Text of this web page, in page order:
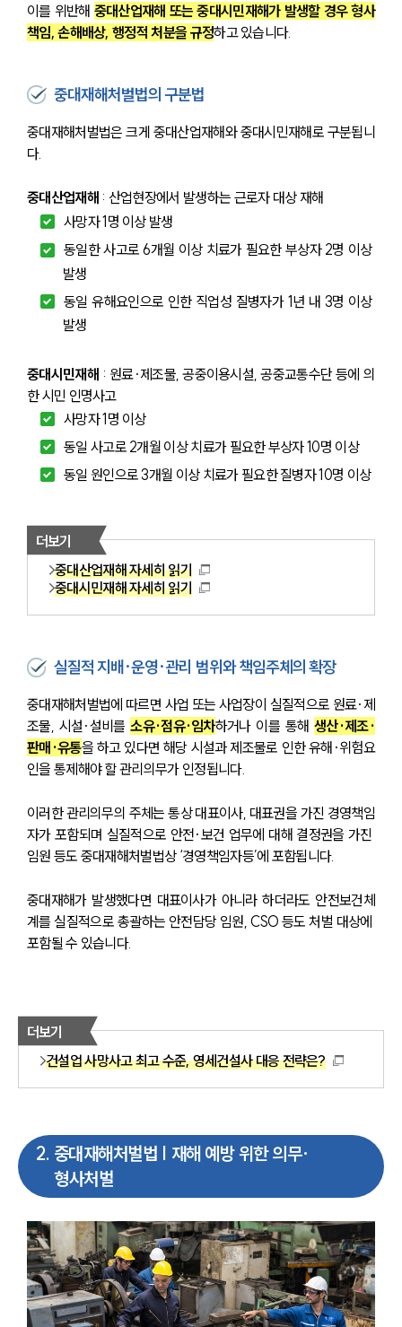
이를 위반해 중대산업재해 또는 중대시민재해가 발생할 경우 형사
책임, 손해배상, 행정적 처분을 규정하고 있습니다.
중대재해처벌법의 구분법
중대재해처벌법은 크게 중대산업재해와 중대시민재해로 구분됩니
다.
중대산업재해 : 산업현장에서 발생하는 근로자 대상 재해
사망자 1명 이상 발생
동일한 사고로 6개월 이상 치료가 필요한 부상자 2명 이상
발생
동일 유해요인으로 인한 직업성 질병자가 1년 내 3명 이상
발생
중대시민재해 : 원료·제조물, 공중이용시설, 공중교통수단 등에 의
한 시민 인명사고
사망자 1명 이상
동일 사고로 2개월 이상 치료가 필요한 부상자 10명 이상
동일 원인으로 3개월 이상 치료가 필요한 질병자 10명 이상
더보기
중대산업재해 자세히 읽기
중대시민재해 자세히 읽기
실질적 지배·운영·관리 범위와 책임주체의 확장
중대재해처벌법에 따르면 사업 또는 사업장이 실질적으로 원료·제
조물, 시설·설비를 소유·점유·임차하거나 이를 통해 생산·제조·
판매·유통을 하고 있다면 해당 시설과 제조물로 인한 유해·위험요
인을 통제해야 할 관리의무가 인정됩니다.
이러한 관리의무의 주체는 통상 대표이사, 대표권을 가진 경영책임
자가 포함되며 실질적으로 안전·보건 업무에 대해 결정권을 가진
임원 등도 중대재해처벌법상 ‘경영책임자등’에 포함됩니다.
중대재해가 발생했다면 대표이사가 아니라 하더라도 안전보건체
계를 실질적으로 총괄하는 안전담당 임원, CSO 등도 처벌 대상에
포함될 수 있습니다.
더보기
건설업 사망사고 최고 수준, 영세건설사 대응 전략은?
2. 중대재해처벌법 | 재해 예방 위한 의무·
형사처벌